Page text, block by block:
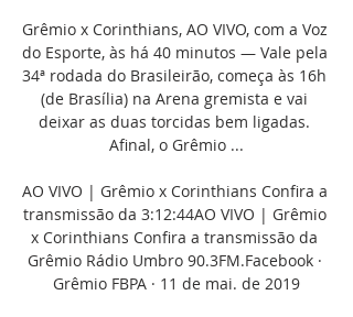
Grêmio x Corinthians, AO VIVO, com a Voz
do Esporte, às há 40 minutos — Vale pela
34ª rodada do Brasileirão, começa às 16h
(de Brasília) na Arena gremista e vai
deixar as duas torcidas bem ligadas.
Afinal, o Grêmio ...
AO VIVO | Grêmio x Corinthians Confira a
transmissão da 3:12:44AO VIVO | Grêmio
x Corinthians Confira a transmissão da
Grêmio Rádio Umbro 90.3FM.Facebook ·
Grêmio FBPA · 11 de mai. de 2019